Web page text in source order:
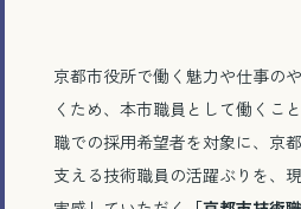
京都市役所で働く魅力や仕事の
くため、本市職員として働くこ
職での採用希望者を対象に、京
支える技術職員の活躍ぶりを、